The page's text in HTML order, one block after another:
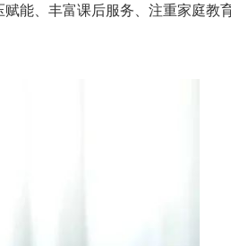
能、丰富课后服务、注重家庭教